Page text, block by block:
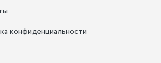
конфиденциальности